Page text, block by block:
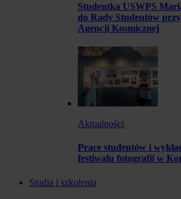
Studentka USWPS
do Rady Studentów
Agencji Kosmicznej
Aktualności
Prace studentów i
festiwalu fotografii w
Studia i szkolenia